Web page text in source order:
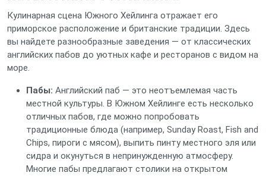
Кулинарная сцена Южного Хейлинга отражает его
приморское расположение и британские традиции. Здесь
вы найдете разнообразные заведения — от классических
английских пабов до уютных кафе и ресторанов с видом на
море.
Пабы: Английский паб — это неотъемлемая часть
местной культуры. В Южном Хейлинге есть несколько
отличных пабов, где можно попробовать
традиционные блюда (например, Sunday Roast, Fish and
Chips, пироги с мясом), выпить пинту местного эля или
сидра и окунуться в непринужденную атмосферу.
Многие пабы предлагают столики на открытом